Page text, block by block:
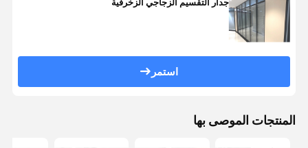
جدار التقسيم الزجاجي الزخرفية
استمر
المنتجات الموصى بها